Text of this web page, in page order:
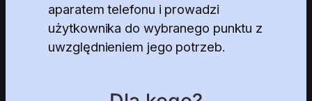
aparatem telefonu i prowadzi
użytkownika do wybranego punktu z
uwzględnieniem jego potrzeb.